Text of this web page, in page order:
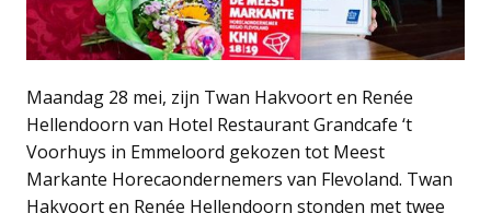
Maandag 28 mei, zijn Twan Hakvoort en Renée
Hellendoorn van Hotel Restaurant Grandcafe ‘t
Voorhuys in Emmeloord gekozen tot Meest
Markante Horecaondernemers van Flevoland. Twan
Hakvoort en Renée Hellendoorn stonden met twee